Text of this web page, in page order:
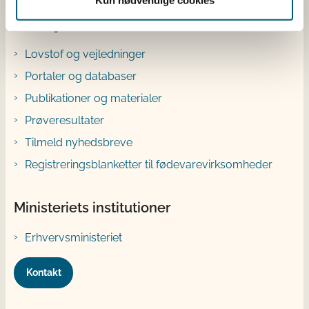
Genveje
Lovstof og vejledninger
Portaler og databaser
Publikationer og materialer
Prøveresultater
Tilmeld nyhedsbreve
Registreringsblanketter til fødevarevirksomheder
Ministeriets institutioner
Erhvervsministeriet
Kontakt